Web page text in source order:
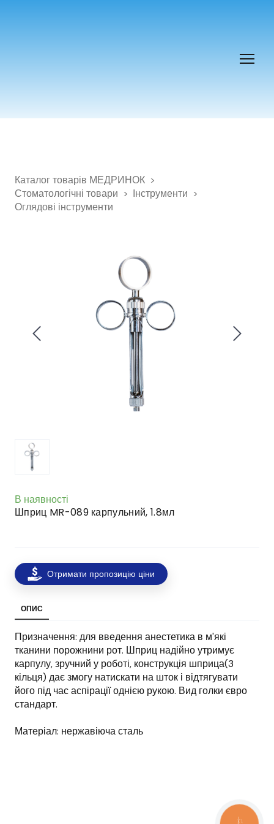
Каталог товарів МЕДРИНОК
Стоматологічні товари
Інструменти
Оглядові інструменти
В наявності
Шприц MR-089 карпульний, 1.8мл
Отримати пропозицію ціни
ОПИС
Призначення: для введення анестетика в м'які
тканини порожнини рот. Шприц надійно утримує
карпулу, зручний у роботі, конструкція шприца(3
кільця) дає змогу натискати на шток і відтягувати
його під час аспірації однією рукою. Вид голки євро
стандарт.
Матеріал: нержавіюча сталь
КНОПКА